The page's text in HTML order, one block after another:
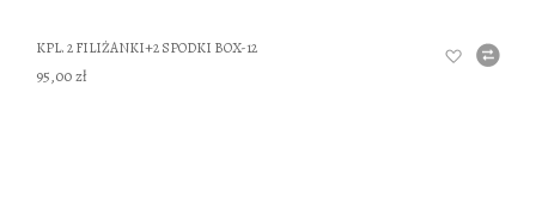
KPL. 2 FILIŻANKI+2 SPODKI BOX-12
95,00 zł